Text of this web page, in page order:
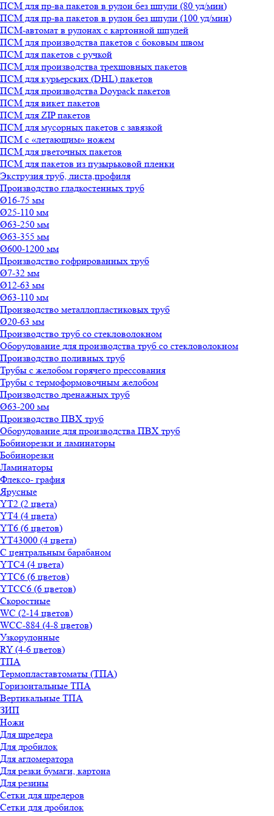
ПСМ для пр-ва пакетов в рулон без шпули (80 уд/мин)
ПСМ для пр-ва пакетов в рулон без шпули (100 уд/мин)
ПСМ-автомат в рулонах с картонной шпулей
ПСМ для производства пакетов с боковым швом
ПСМ для пакетов с ручкой
ПСМ для производства трехшовных пакетов
ПСМ для курьерских (DHL) пакетов
ПСМ для производства Doypack пакетов
ПСМ для викет пакетов
ПСМ для ZIP пакетов
ПСМ для мусорных пакетов с завязкой
ПСМ с «летающим» ножем
ПСМ для цветочных пакетов
ПСМ для пакетов из пузырьковой пленки
Экструзия труб, листа,профиля
Производство гладкостенных труб
Ø16-75 мм
Ø25-110 мм
Ø63-250 мм
Ø63-355 мм
Ø600-1200 мм
Производство гофрированных труб
Ø7-32 мм
Ø12-63 мм
Ø63-110 мм
Производство металлопластиковых труб
Ø20-63 мм
Производство труб со стекловолокном
Оборудование для производства труб со стекловолокном
Производство поливных труб
Трубы с желобом горячего прессования
Трубы с термоформовочным желобом
Производство дренажных труб
Ø63-200 мм
Производство ПВХ труб
Оборудование для производства ПВХ труб
Бобинорезки и ламинаторы
Бобинорезки
Ламинаторы
Флексо- графия
Ярусные
YT2 (2 цвета)
YT4 (4 цвета)
YT6 (6 цветов)
YT43000 (4 цвета)
С центральным барабаном
YТС4 (4 цвета)
YТС6 (6 цветов)
YТСC6 (6 цветов)
Скоростные
WС (2-14 цветов)
WСС-884 (4-8 цветов)
Узкорулонные
RY (4-6 цветов)
ТПА
Термопластавтоматы (ТПА)
Горизонтальные ТПА
Вертикальные ТПА
ЗИП
Ножи
Для шредера
Для дробилок
Для агломератора
Для резки бумаги, картона
Для резины
Сетки для шредеров
Сетки для дробилок